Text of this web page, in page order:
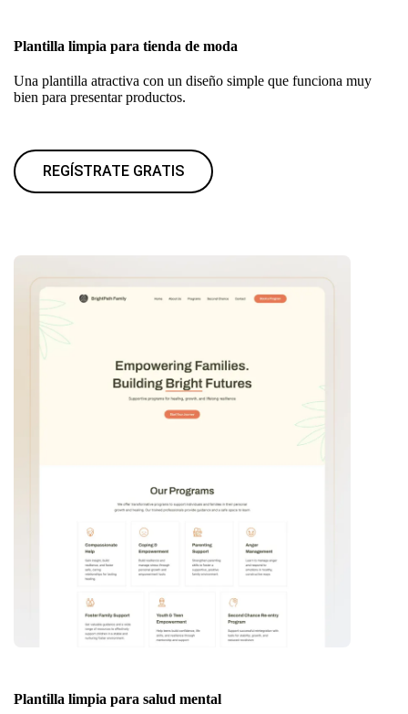
Plantilla limpia para tienda de moda
Una plantilla atractiva con un diseño simple que funciona muy
bien para presentar productos.
REGÍSTRATE GRATIS
Plantilla limpia para salud mental